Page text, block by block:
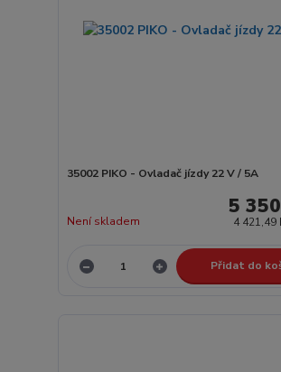
35002 PIKO - Ovladač jízdy 22 V / 5A
5
4 421,49
Není skladem
Přidat do